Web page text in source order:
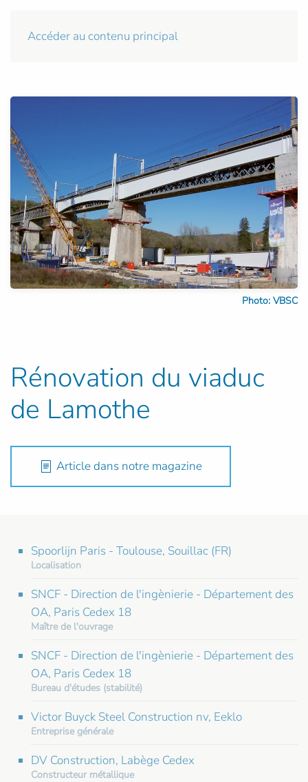
Accéder au contenu principal
Photo: VBSC
Rénovation du viaduc
de Lamothe
Article dans notre magazine
Spoorlijn Paris - Toulouse, Souillac (FR)
Localisation
SNCF - Direction de l'ingènierie - Département des
OA, Paris Cedex 18
Maître de l'ouvrage
SNCF - Direction de l'ingènierie - Département des
OA, Paris Cedex 18
Bureau d'études (stabilité)
Victor Buyck Steel Construction nv, Eeklo
Entreprise générale
DV Construction, Labège Cedex
Constructeur métallique